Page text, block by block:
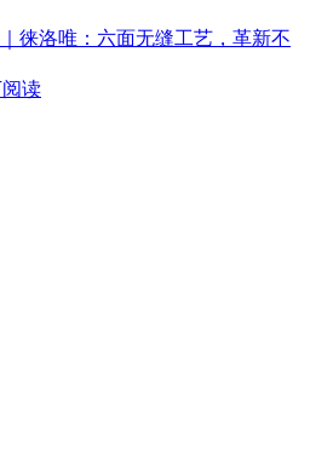
徕洛唯：六面无缝工艺，革新不
读